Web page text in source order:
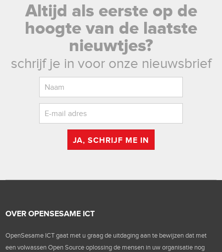
Altijd als eerste op de
hoogte van de laatste
nieuwtjes?
schrijf je in voor onze nieuwsbrief
JA, SCHRIJF ME IN
OVER OPENSESAME ICT
OpenSesame ICT gaat met u graag de uitdaging aan te bewijzen dat met
een volwassen Open Source oplossing de mensen in uw organisatie nog